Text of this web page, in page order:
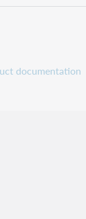
documentation